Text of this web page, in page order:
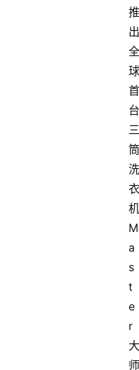
推
出
全
球
首
台
三
筒
洗
衣
机
M
a
s
t
e
r
大
师